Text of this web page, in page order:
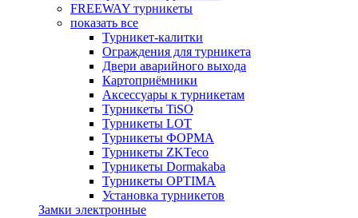
FREEWAY турникеты
показать все
Турникет-калитки
Ограждения для турникета
Двери аварийного выхода
Картоприёмники
Аксессуары к турникетам
Турникеты TiSO
Турникеты LOT
Турникеты ФОРМА
Турникеты ZKTeco
Турникеты Dormakaba
Турникеты OPTIMA
Установка турникетов
Замки электронные